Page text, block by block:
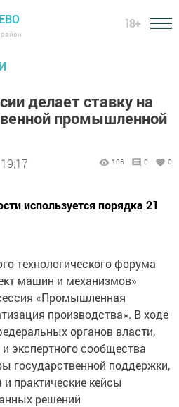
район
18+
делает ставку на
промышленной
106 0 0
используется порядка 21
технологического форума
машин и механизмов»
«Промышленная
производства». В ходе
органов власти,
экспертного сообщества
государственной поддержки,
практические кейсы
решений